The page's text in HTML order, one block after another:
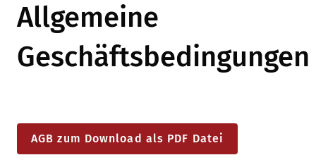
Allgemeine
Geschäftsbedingungen
AGB zum Download als PDF Datei